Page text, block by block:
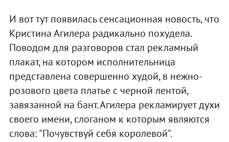
И вот тут появилась сенсационная новость, что
Кристина Агилера радикально похудела.
Поводом для разговоров стал рекламный
плакат, на котором исполнительница
представлена совершенно худой, в нежно-
розового цвета платье с черной лентой,
завязанной на бант. Агилера рекламирует духи
своего имени, слоганом к которым являются
слова: "Почувствуй себя королевой".